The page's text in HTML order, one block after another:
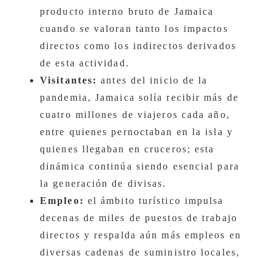
producto interno bruto de Jamaica
cuando se valoran tanto los impactos
directos como los indirectos derivados
de esta actividad.
Visitantes: antes del inicio de la
pandemia, Jamaica solía recibir más de
cuatro millones de viajeros cada año,
entre quienes pernoctaban en la isla y
quienes llegaban en cruceros; esta
dinámica continúa siendo esencial para
la generación de divisas.
Empleo: el ámbito turístico impulsa
decenas de miles de puestos de trabajo
directos y respalda aún más empleos en
diversas cadenas de suministro locales,